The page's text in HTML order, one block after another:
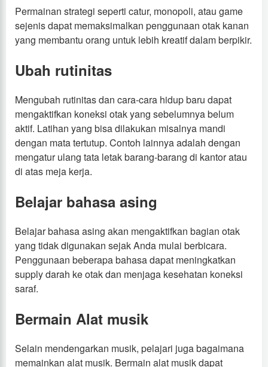
Permainan strategi seperti catur, monopoli, atau game
sejenis dapat memaksimalkan penggunaan otak kanan
yang membantu orang untuk lebih kreatif dalam berpikir.
Ubah rutinitas
Mengubah rutinitas dan cara-cara hidup baru dapat
mengaktifkan koneksi otak yang sebelumnya belum
aktif. Latihan yang bisa dilakukan misalnya mandi
dengan mata tertutup. Contoh lainnya adalah dengan
mengatur ulang tata letak barang-barang di kantor atau
di atas meja kerja.
Belajar bahasa asing
Belajar bahasa asing akan mengaktifkan bagian otak
yang tidak digunakan sejak Anda mulai berbicara.
Penggunaan beberapa bahasa dapat meningkatkan
supply darah ke otak dan menjaga kesehatan koneksi
saraf.
Bermain Alat musik
Selain mendengarkan musik, pelajari juga bagaimana
memainkan alat musik. Bermain alat musik dapat